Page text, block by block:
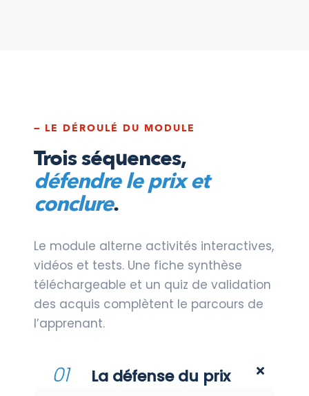
— LE DÉROULÉ DU MODULE
Trois séquences,
défendre le prix et
conclure.
Le module alterne activités interactives,
vidéos et tests. Une fiche synthèse
téléchargeable et un quiz de validation
des acquis complètent le parcours de
l’apprenant.
01 La défense du prix